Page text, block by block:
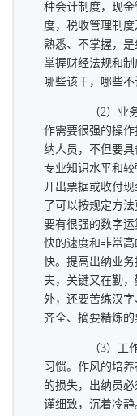
种会计制度，现
度，税收管理制
熟悉、不掌握，
掌握财经法规和
哪些该干，哪些
（2）业务
作需要很强的操
纳人员，不但要
专业知识水平和
开出票据或收付
了可以按规定方
要有很强的数字
快的速度和非常
快。提高出纳业
夫，关键又在勤
外，还要苦练汉
齐全、摘要精炼的
（3）工作
习惯。作风的培
的损失，出纳员
谨细致，沉着冷